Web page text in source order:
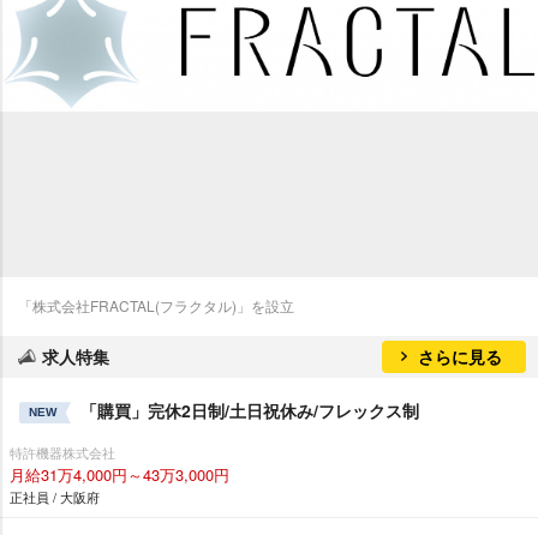
「株式会社FRACTAL(フラクタル)」を設立
求人特集 さらに見る
NEW 「購買」完休2日制/土日祝休み/フレックス制
特許機器株式会社
月給31万4,000円～43万3,000円
正社員 / 大阪府